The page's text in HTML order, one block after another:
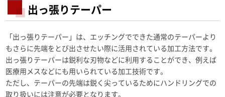
出っ張りテーパー
「出っ張りテーパー」は、エッチングでできた通常のテーパーより
もさらに先端をとび出させたい際に活用されている加工方法です。
出っ張りテーパーは鋭利な刃物などに利用することができ、例えば
医療用メスなどにも用いられている加工技術です。
ただし、テーパーの先端は鋭く尖っているためにハンドリングでの
取り扱いには注意が必要となります。